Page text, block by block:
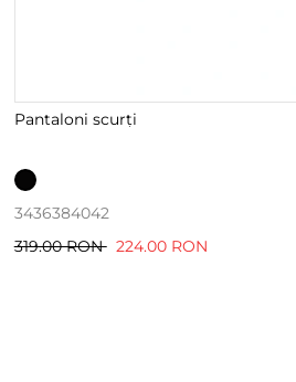
Pantaloni scurți
3436384042
319.00 RON 224.00 RON